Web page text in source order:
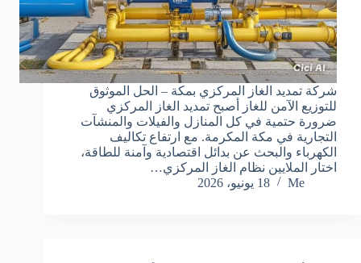
شركة تمديد الغاز المركزي بمكة – الحل الموثوق
للتوزيع الآمن للغاز أصبح تمديد الغاز المركزي
ضرورة حتمية في كل المنازل والفيلات والمنشآت
التجارية في مكة المكرمة. مع ارتفاع تكاليف
الكهرباء والبحث عن بدائل اقتصادية وآمنة للطاقة،
اختار الملايين نظام الغاز المركزي…
Me
18 يونيو، 2026